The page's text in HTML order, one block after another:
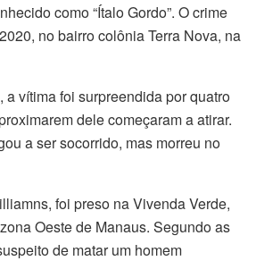
como “Ítalo Gordo”. O crime
no bairro colônia Terra Nova, na
a vítima foi surpreendida por quatro
dele começaram a atirar.
a ser socorrido, mas morreu no
foi preso na Vivenda Verde,
Oeste de Manaus. Segundo as
de matar um homem